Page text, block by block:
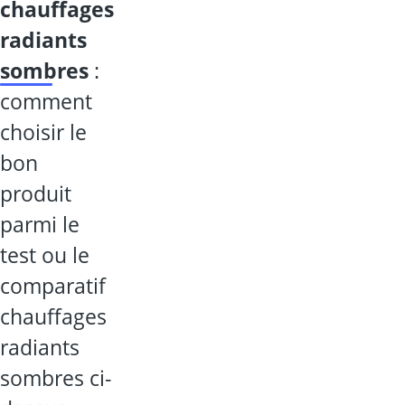
chauffages
radiants
sombres :
comment
choisir le
bon
produit
parmi le
test ou le
comparatif
chauffages
radiants
sombres ci-